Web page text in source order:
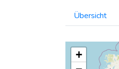
Übersicht
+